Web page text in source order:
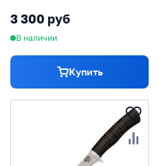
3 300 руб
В наличии
Купить